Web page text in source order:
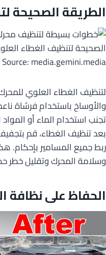
الطريقة الصحيحة
Source: media.gemini.media
لتنظيف الغطاء العلوي
والأوساخ باستخدام فرشاة
تجنب استخدام الماء أو المواد
بعد تنظيف الغطاء، قم
ربط جميع المسامير
وسلامة المحرك وتقليل خطر
الحفاظ على نظافة